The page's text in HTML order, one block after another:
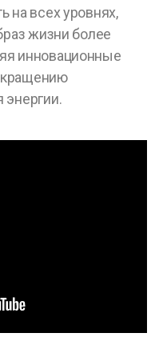
на всех уровнях,
жизни более
инновационные
энергии.